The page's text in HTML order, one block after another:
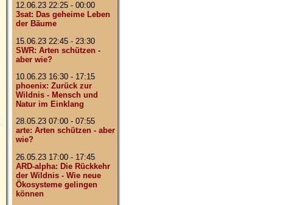
12.06.23 22:25 - 00:00
3sat: Das geheime Leben
der Bäume
15.06.23 22:45 - 23:30
SWR: Arten schützen -
aber wie?
10.06.23 16:30 - 17:15
phoenix: Zurück zur
Wildnis - Mensch und
Natur im Einklang
28.05.23 07:00 - 07:55
arte: Arten schützen - aber
wie?
26.05.23 17:00 - 17:45
ARD-alpha: Die Rückkehr
der Wildnis - Wie neue
Ökosysteme gelingen
können